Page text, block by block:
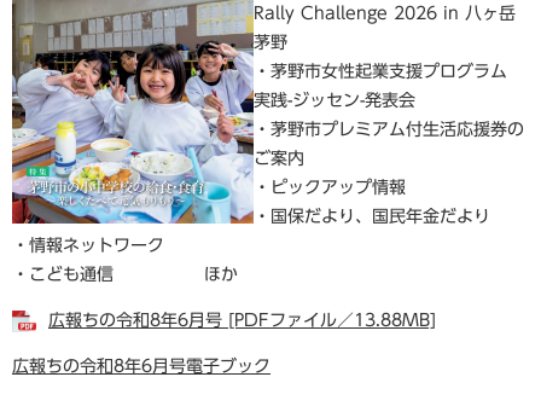
Rally Challenge 2026 in 八ヶ岳
茅野
・茅野市女性起業支援プログラム
実践-ジッセン-発表会
・茅野市プレミアム付生活応援券の
ご案内
・ピックアップ情報
・国保だより、国民年金だより
・情報ネットワーク
・こども通信 ほか
広報ちの令和8年6月号 [PDFファイル／13.88MB]
広報ちの令和8年6月号電子ブック